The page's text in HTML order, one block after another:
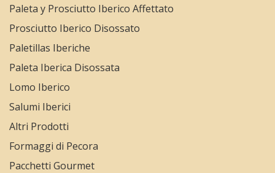
Paleta y Prosciutto Iberico Affettato
Prosciutto Iberico Disossato
Paletillas Iberiche
Paleta Iberica Disossata
Lomo Iberico
Salumi Iberici
Altri Prodotti
Formaggi di Pecora
Pacchetti Gourmet